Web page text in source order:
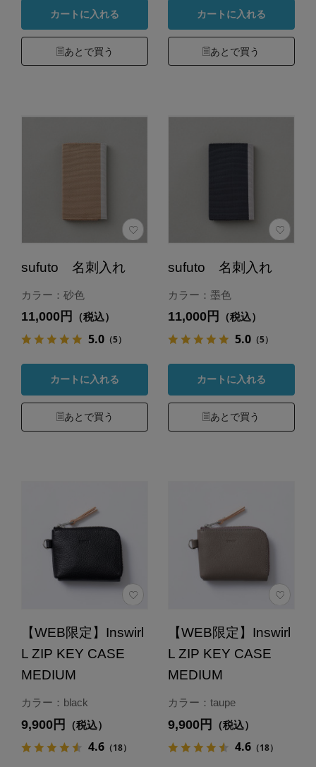
カートに入れる
あとで買う
カートに入れる
あとで買う
sufuto 名刺入れ
カラー：砂色
11,000円 （税込）
5.0（5）
カートに入れる
あとで買う
sufuto 名刺入れ
カラー：墨色
11,000円 （税込）
5.0（5）
カートに入れる
あとで買う
【WEB限定】Inswirl
L ZIP KEY CASE
MEDIUM
カラー：black
9,900円 （税込）
4.6（18）
【WEB限定】Inswirl
L ZIP KEY CASE
MEDIUM
カラー：taupe
9,900円 （税込）
4.6（18）